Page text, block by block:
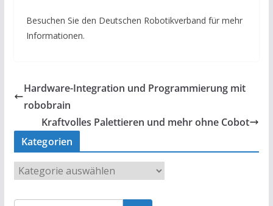
Besuchen Sie den Deutschen Robotikverband für mehr
Informationen.
Hardware-Integration und Programmierung mit
robobrain
Kraftvolles Palettieren und mehr ohne Cobot
Kategorien
a
t